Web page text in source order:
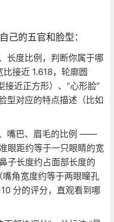
己的五官和脸型：
长度比例，判断你属于哪
接近 1.618，轮廓圆
接近正方形）、“心形脸”
型对应的特点描述（比如
嘴巴、眉毛的比例 ——
眼距约等于一只眼睛的宽
子长度约占面部长度的
角宽度约等于两眼瞳孔
分的评分，直观看到哪